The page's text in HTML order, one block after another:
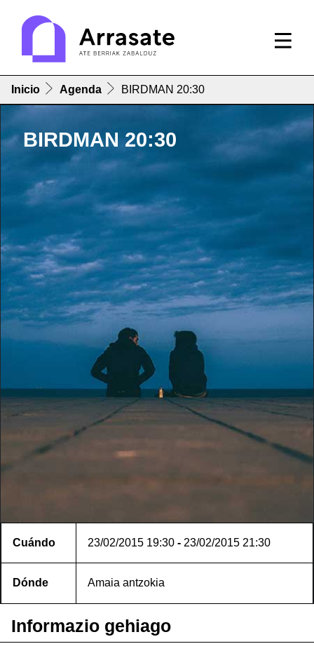
Inicio Agenda BIRDMAN 20:30
BIRDMAN 20:30
Cuándo 23/02/2015 19:30 - 23/02/2015 21:30
Dónde Amaia antzokia
Informazio gehiago